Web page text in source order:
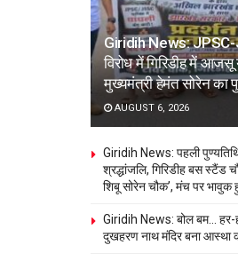
Giridih News:
विरोध में गिरिडीह में आजसू
मुख्यमंत्री हेमंत सोरेन का
AUGUST 6, 2026
Giridih News: पहली
श्रद्धांजलि, गिरिडीह बस स्टैंड
शिबू सोरेन चौक’, मंच पर भावुक
Giridih News: बोल बम… हर-
दुखहरण नाथ मंदिर बना आस्था